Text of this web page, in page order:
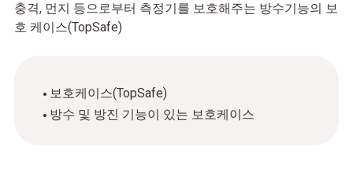
충격, 먼지 등으로부터 측정기를 보호해주는 방수기능의 보
호 케이스(TopSafe)
보호케이스(TopSafe)
방수 및 방진 기능이 있는 보호케이스